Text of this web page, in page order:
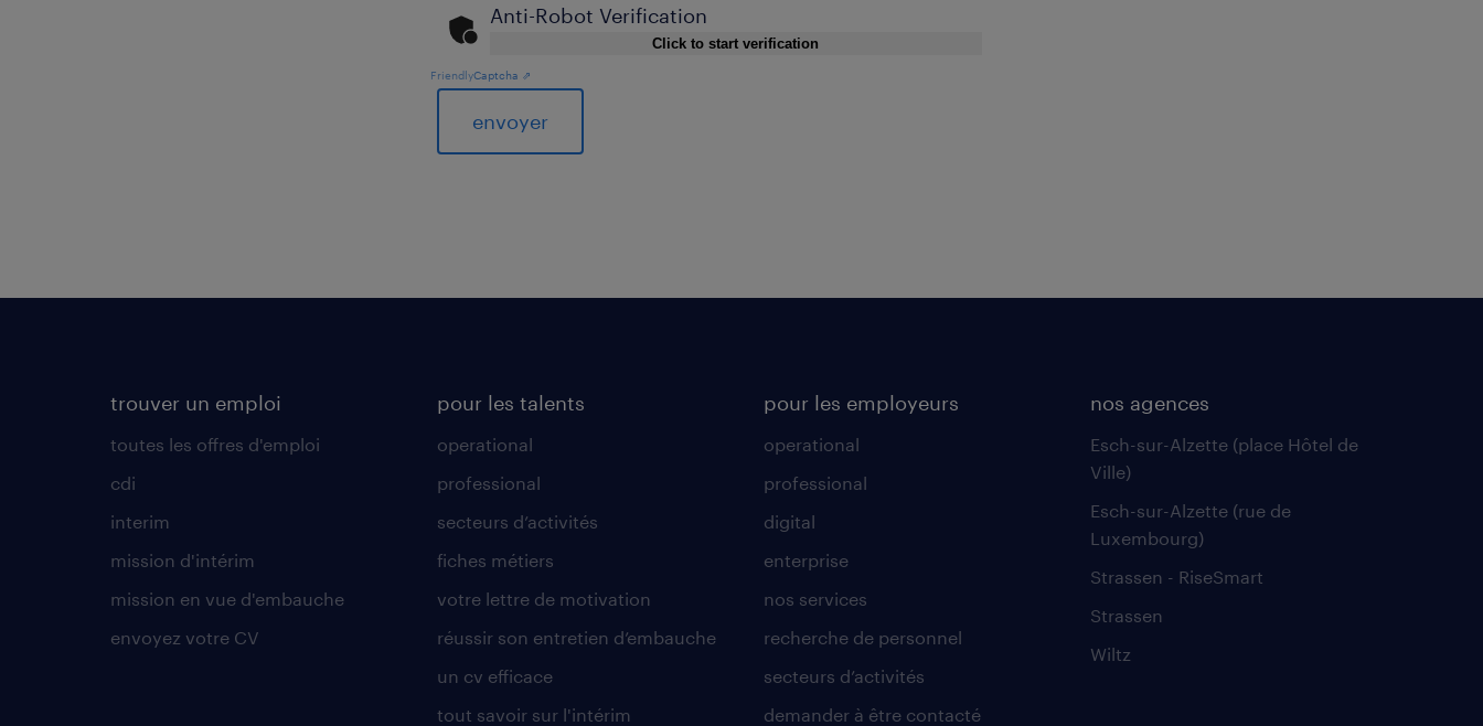
Anti-Robot Verification
Click to start verification
FriendlyCaptcha ⇗
trouver un emploi
toutes les offres d'emploi
cdi
interim
mission d'intérim
mission en vue d'embauche
envoyez votre CV
pour les talents
operational
professional
secteurs d’activités
fiches métiers
votre lettre de motivation
réussir son entretien d’embauche
un cv efficace
tout savoir sur l'intérim
pour les employeurs
operational
professional
digital
enterprise
nos services
recherche de personnel
secteurs d’activités
demander à être contacté
nos agences
Esch-sur-Alzette (place Hôtel de
Ville)
Esch-sur-Alzette (rue de
Luxembourg)
Strassen - RiseSmart
Strassen
Wiltz